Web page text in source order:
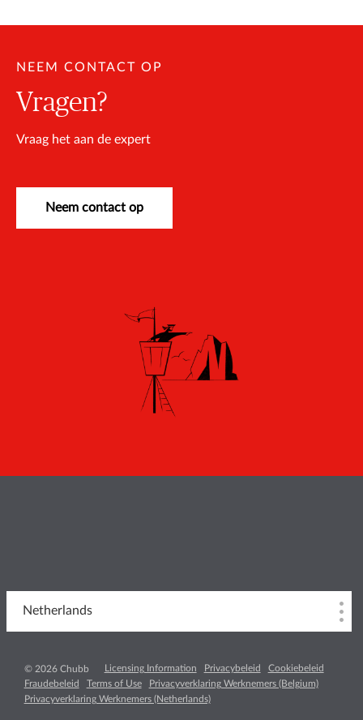
NEEM CONTACT OP
Vragen?
Vraag het aan de expert
Neem contact op
Netherlands
© 2026 Chubb Licensing Information Privacybeleid
Cookiebeleid
Fraudebeleid
Terms of Use
Privacyverklaring Werknemers (Belgium)
Privacyverklaring Werknemers (Netherlands)